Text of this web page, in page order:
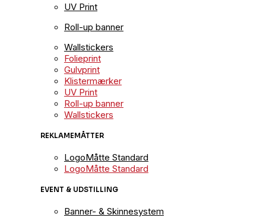
UV Print
Roll-up banner
Wallstickers
Folieprint
Gulvprint
Klistermærker
UV Print
Roll-up banner
Wallstickers
REKLAMEMÅTTER
LogoMåtte Standard
LogoMåtte Standard
EVENT & UDSTILLING
Banner- & Skinnesystem